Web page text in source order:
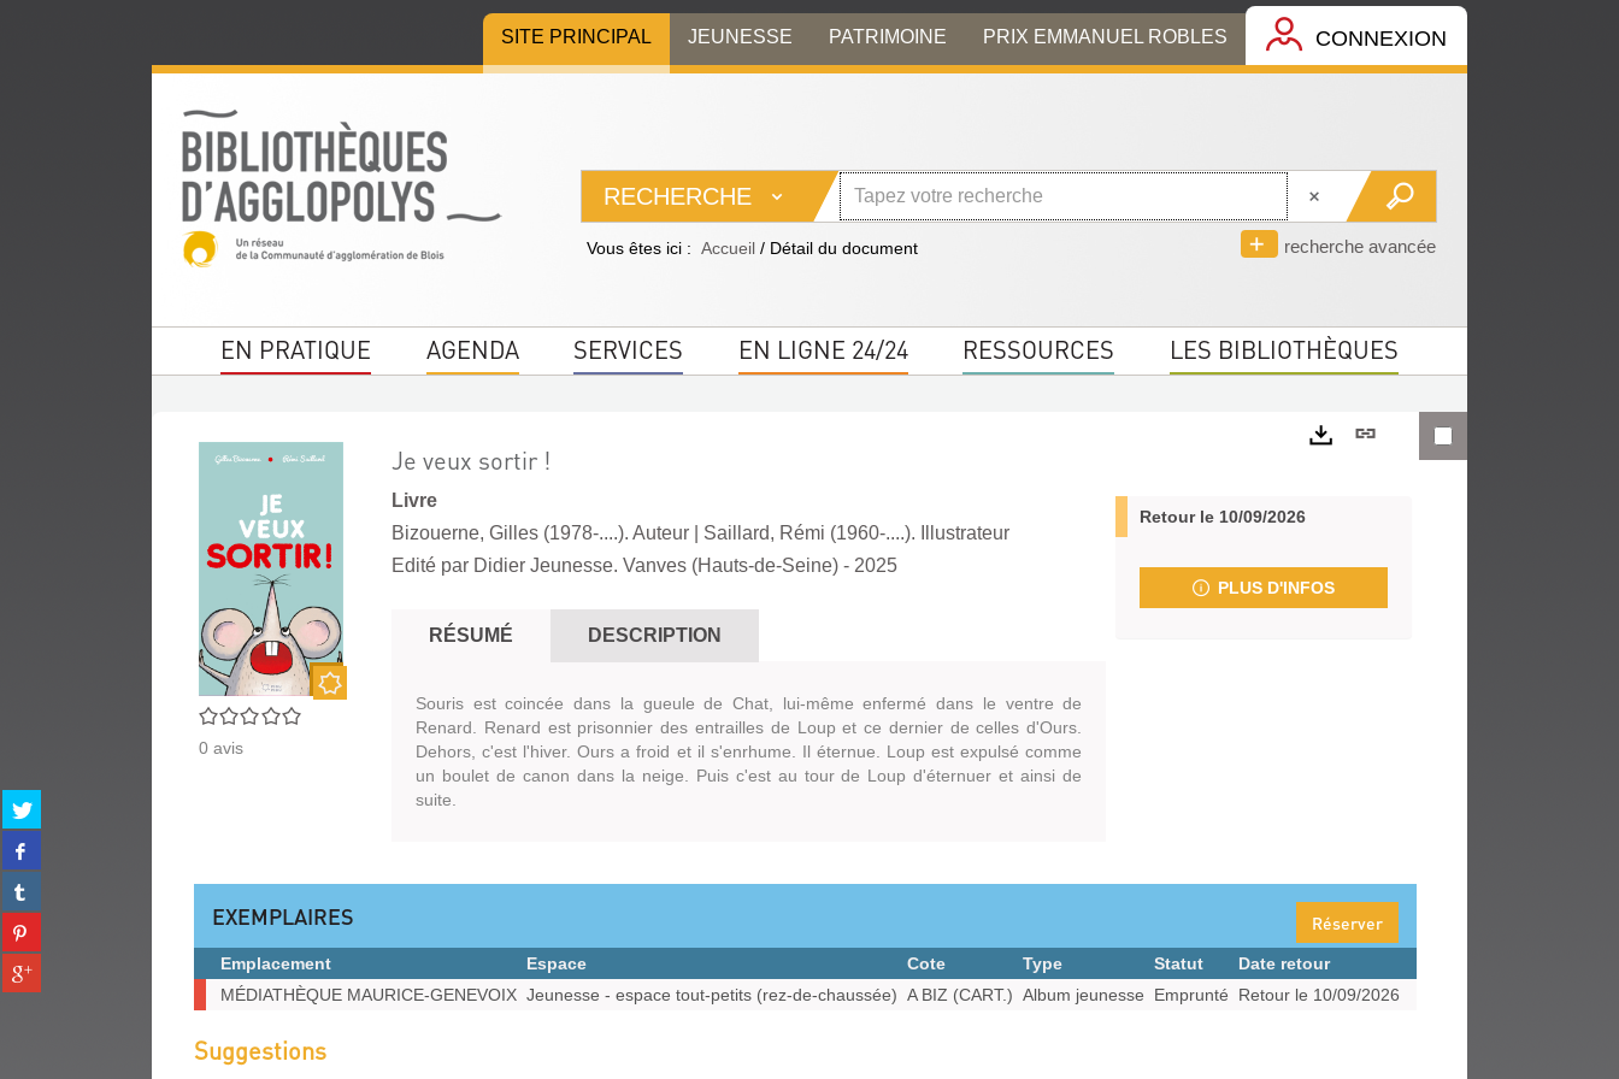
menu
contenu
la
SITE PRINCIPAL JEUNESSE PATRIMOINE PRIX EMMANUEL ROBLES CONNEXION
RECHERCHE
recherche avancée
Vous êtes ici : Accueil / Détail du document
EN PRATIQUE AGENDA SERVICES EN LIGNE 24/24 RESSOURCES LES BIBLIOTHÈQUES
Partager
sur
twitter
(Nouvelle
fenêtre)
Partager
sur
facebook
(Nouvelle
fenêtre)
Partager
sur
tumblr
(Nouvelle
fenêtre)
Partager
sur
pinterest
(Nouvelle
Partager
sur
Nouveauté
0/5
0 avis
Je veux sortir !
Livre
Bizouerne, Gilles (1978-....). Auteur
Saillard, Rémi (1960-....). Illustrateur
Edité par Didier Jeunesse. Vanves (Hauts-de-Seine) - 2025
RÉSUMÉ DESCRIPTION
Souris est coincée dans la gueule de Chat, lui-même enfermé dans le ventre de
Renard. Renard est prisonnier des entrailles de Loup et ce dernier de celles d'Ours.
Dehors, c'est l'hiver. Ours a froid et il s'enrhume. Il éternue. Loup est expulsé comme
un boulet de canon dans la neige. Puis c'est au tour de Loup d'éternuer et ainsi de
suite.
Lien
Retour le 10/09/2026
PLUS D'INFOS
EXEMPLAIRES Réserver
Exemplaires
Emplacement Espace Cote Type Statut
Date retour
MÉDIATHÈQUE MAURICE-GENEVOIX Jeunesse - espace tout-petits (rez-de-chaussée) A BIZ (CART.) Album jeunesse Emprunté Retour le 10/09/2026
Suggestions